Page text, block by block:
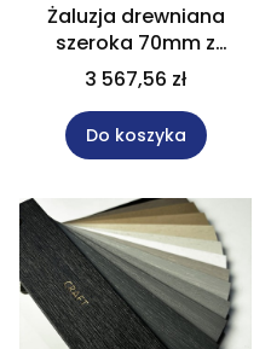
Żaluzja drewniana
szeroka 70mm z
napędem
akumulatorowym
rozm. 160x190 cm, Na
wymiar
3 567,56 zł
Do koszyka